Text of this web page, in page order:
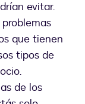
evitar.
que tienen
tipos de
de los